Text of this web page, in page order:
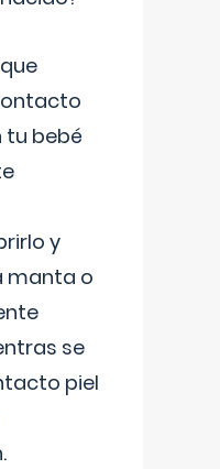
tu bebé
y
manta o
se
piel